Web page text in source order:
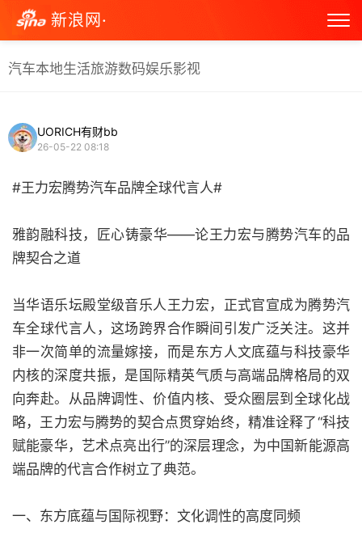
新浪网·
汽车本地生活旅游数码娱乐影视
UORICH有财bb
26-05-22 08:18
#王力宏腾势汽车品牌全球代言人#
雅韵融科技，匠心铸豪华——论王力宏与腾势汽车的品
牌契合之道
当华语乐坛殿堂级音乐人王力宏，正式官宣成为腾势汽
车全球代言人，这场跨界合作瞬间引发广泛关注。这并
非一次简单的流量嫁接，而是东方人文底蕴与科技豪华
内核的深度共振，是国际精英气质与高端品牌格局的双
向奔赴。从品牌调性、价值内核、受众圈层到全球化战
略，王力宏与腾势的契合点贯穿始终，精准诠释了“科技
赋能豪华，艺术点亮出行”的深层理念，为中国新能源高
端品牌的代言合作树立了典范。
一、东方底蕴与国际视野：文化调性的高度同频